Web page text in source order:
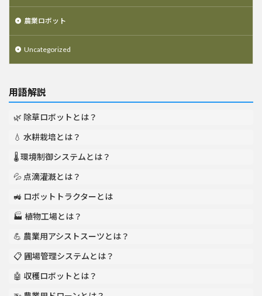
農業ロボット
Uncategorized
用語解説
🌿 除草ロボットとは？
💧 水耕栽培とは？
🌡️ 環境制御システムとは？
💦 点滴灌漑とは？
🚜 ロボットトラクターとは
🏭 植物工場とは？
💪 農業用アシストスーツとは？
📋 圃場管理システムとは？
🤖 収穫ロボットとは？